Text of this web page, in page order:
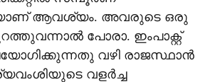
ആവശ്യം. അവരുടെ ഒരു
പോരാ. ഇംപാക്റ്റ്
വഴി രാജസ്ഥാൻ
വളർച്ച